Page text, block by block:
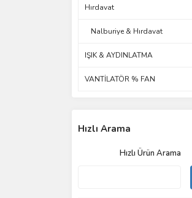
Hırdavat
Nalburiye & Hırdavat
IŞIK & AYDINLATMA
VANTİLATÖR % FAN
Hızlı Arama
Hızlı Ürün Arama